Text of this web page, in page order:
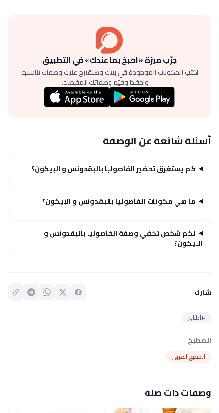
جرّب ميزة «اطبخ بما عندك» في التطبيق
اكتب المكونات الموجودة في بيتك وهنقترح عليك وصفات تناسبها
— واحفظ وقيّم وصفاتك المفضلة.
أسئلة شائعة عن الوصفة
كم يستغرق تحضير الفاصوليا بالبقدونس و البيكون؟
ما هي مكونات الفاصوليا بالبقدونس و البيكون؟
لكم شخص تكفي وصفة الفاصوليا بالبقدونس و
البيكون؟
شارك
#أطباق
المطبخ
المطبخ الغربي
وصفات ذات صلة